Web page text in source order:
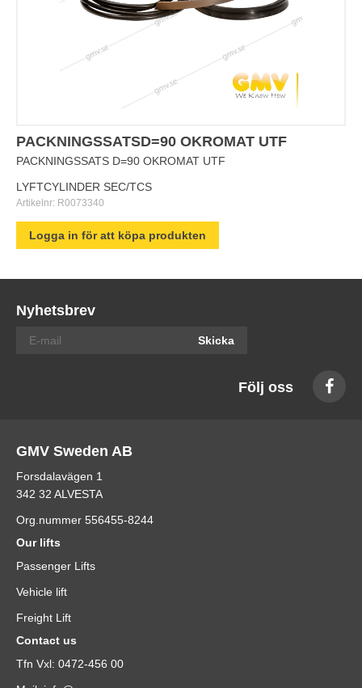
PACKNINGSSATSD=90 OKROMAT UTF
PACKNINGSSATS D=90 OKROMAT UTF
LYFTCYLINDER SEC/TCS
Artikelnr: R0073340
Logga in för att köpa produkten
Nyhetsbrev
Skicka
Följ oss
GMV Sweden AB
Forsdalavägen 1
342 32 ALVESTA
Org.nummer 556455-8244
Our lifts
Passenger Lifts
Vehicle lift
Freight Lift
Contact us
Tfn Vxl: 0472-456 00